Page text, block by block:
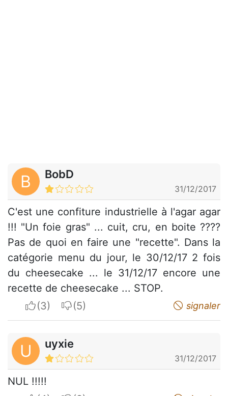
B BobD
31/12/2017
C'est une confiture industrielle à l'agar agar
!!! "Un foie gras" ... cuit, cru, en boite ????
Pas de quoi en faire une "recette". Dans la
catégorie menu du jour, le 30/12/17 2 fois
du cheesecake ... le 31/12/17 encore une
recette de cheesecake ... STOP.
I apreciateI do not appreciate signaler
U uyxie
31/12/2017
NUL !!!!!